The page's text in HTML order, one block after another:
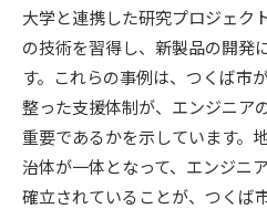
大学と連携した研究プロジェク
の技術を習得し、新製品の開発
す。これらの事例は、つくば市
整った支援体制が、エンジニア
重要であるかを示しています。
治体が一体となって、エンジニ
確立されていることが、つくば